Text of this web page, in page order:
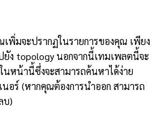
พิ่มจะปรากฏในรายการของคุณ เพียง
ง topology นอกจากนี้เทมเพลตนี้จะ
นหน้านี้ซึ่งจะสามารถค้นหาได้ง่าย
นอร์ (หากคุณต้องการนำออก สามารถ
บ)